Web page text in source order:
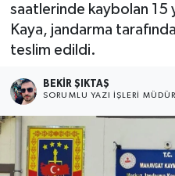
saatlerinde kaybolan 15
Kaya, jandarma
teslim edildi.
BEKIR ŞIKTAŞ
SORUMLU YAZI İŞLERI